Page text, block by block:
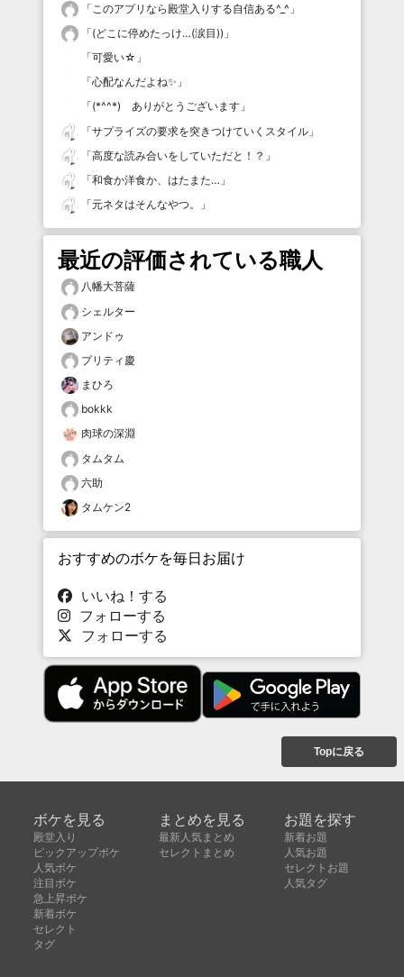
「 このアプリなら殿堂入りする自信ある^_^ 」
「(どこに停めたっけ…(涙目)) 」
「可愛い☆ 」
「心配なんだよね✨ 」
「(*^^*) ありがとうございます 」
「サプライズの要求を突きつけていくスタイル 」
「高度な読み合いをしていただと！？ 」
「和食か洋食か、はたまた… 」
「元ネタはそんなやつ。 」
最近の評価されている職人
八幡大菩薩
シェルター
アンドゥ
プリティ慶
まひろ
bokkk
肉球の深淵
タムタム
六助
タムケン2
おすすめのボケを毎日お届け
いいね！する
フォローする
フォローする
Topに戻る
ボケを見る
殿堂入り
ピックアップボケ
人気ボケ
注目ボケ
急上昇ボケ
新着ボケ
セレクト
タグ
まとめを見る
最新人気まとめ
セレクトまとめ
お題を探す
新着お題
人気お題
セレクトお題
人気タグ